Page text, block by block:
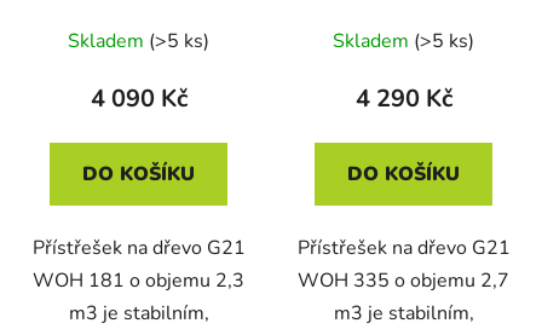
Skladem (>5 ks)
4 090 Kč
DO KOŠÍKU
Přístřešek na dřevo G21
WOH 181 o objemu 2,3
m3 je stabilním,
Skladem (>5 ks)
4 290 Kč
DO KOŠÍKU
Přístřešek na dřevo G21
WOH 335 o objemu 2,7
m3 je stabilním,